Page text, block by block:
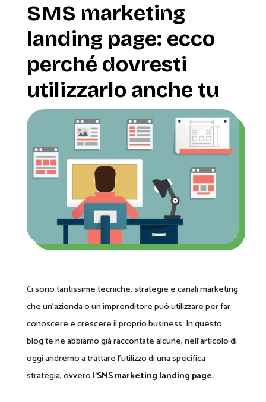
SMS marketing
landing page: ecco
perché dovresti
utilizzarlo anche tu
Ci sono tantissime tecniche, strategie e canali marketing
che un’azienda o un imprenditore può utilizzare per far
conoscere e crescere il proprio business. In questo
blog te ne abbiamo già raccontate alcune, nell’articolo di
oggi andremo a trattare l’utilizzo di una specifica
strategia, ovvero l’SMS marketing landing page.